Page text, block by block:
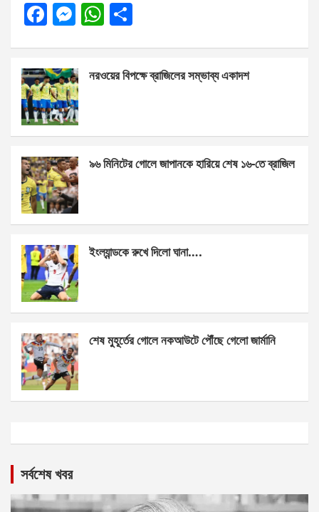
F
b
o
o
k
M
n
g
er
W
s
p
e
নরওয়ের বিপক্ষে ব্রাজিলের সম্ভাব্য একাদশ
৯৬ মিনিটের গোলে জাপানকে হারিয়ে শেষ ১৬-তে ব্রাজিল
ইংল্যান্ডকে রুখে দিলো ঘানা….
শেষ মুহূর্তের গোলে নকআউটে পৌঁছে গেলো জার্মানি
সর্বশেষ খবর